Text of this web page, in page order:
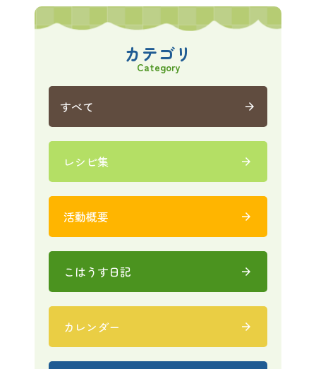
カテゴリ
Category
すべて arrow_forward
レシピ集 arrow_forward
活動概要 arrow_forward
こはうす日記 arrow_forward
カレンダー arrow_forward